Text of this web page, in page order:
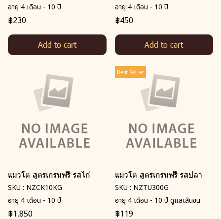
อายุ 4 เดือน - 10 ปี
฿230
Add to cart
อายุ 4 เดือน - 10 ปี
฿450
Add to cart
แมวโต สูตรเกรนฟรี รสไก่
SKU : NZCK10KG
อายุ 4 เดือน - 10 ปี
฿1,850
Best Seller
แมวโต สูตรเกรนฟรี รสปลา
SKU : NZTU300G
อายุ 4 เดือน - 10 ปี ดูแลเส้นขน
฿119